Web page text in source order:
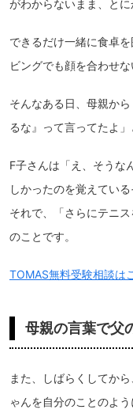
がわからないまま、とに
できるだけ一緒に食卓
ビングでも顔を合わせな
そんなある日、母親か
るな』って言ってたよ」
F子さんは「え、そうな
しかったのを覚えている
それで、「さらにテニ
のことです。
TOMAS無料受験相談は
母親の言葉で父
また、しばらくしてか
ゃんを自分のことのよ